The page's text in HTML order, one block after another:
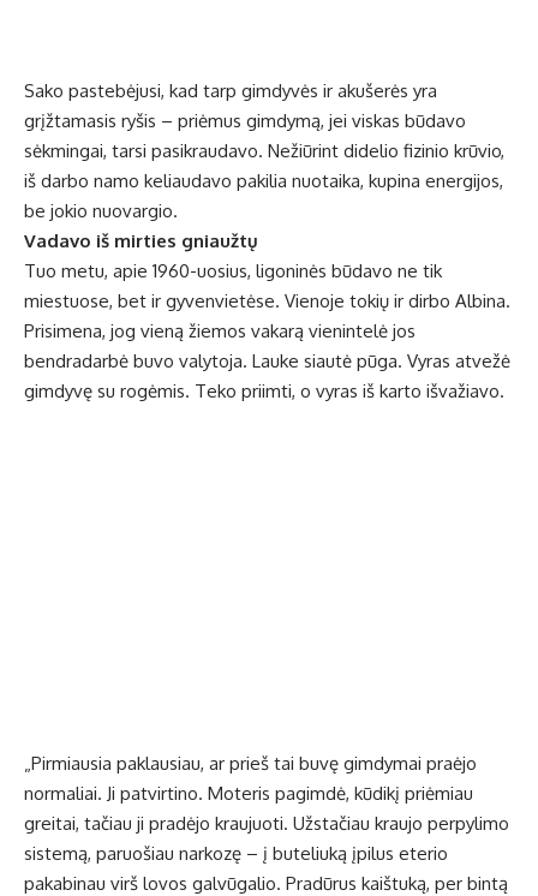
Sako pastebėjusi, kad tarp gimdyvės ir akušerės yra
grįžtamasis ryšis – priėmus gimdymą, jei viskas būdavo
sėkmingai, tarsi pasikraudavo. Nežiūrint didelio fizinio krūvio,
iš darbo namo keliaudavo pakilia nuotaika, kupina energijos,
be jokio nuovargio.
Vadavo iš mirties gniaužtų
Tuo metu, apie 1960-uosius, ligoninės būdavo ne tik
miestuose, bet ir gyvenvietėse. Vienoje tokių ir dirbo Albina.
Prisimena, jog vieną žiemos vakarą vienintelė jos
bendradarbė buvo valytoja. Lauke siautė pūga. Vyras atvežė
gimdyvę su rogėmis. Teko priimti, o vyras iš karto išvažiavo.
„Pirmiausia paklausiau, ar prieš tai buvę gimdymai praėjo
normaliai. Ji patvirtino. Moteris pagimdė, kūdikį priėmiau
greitai, tačiau ji pradėjo kraujuoti. Užstačiau kraujo perpylimo
sistemą, paruošiau narkozę – į buteliuką įpilus eterio
pakabinau virš lovos galvūgalio. Pradūrus kaištuką, per bintą